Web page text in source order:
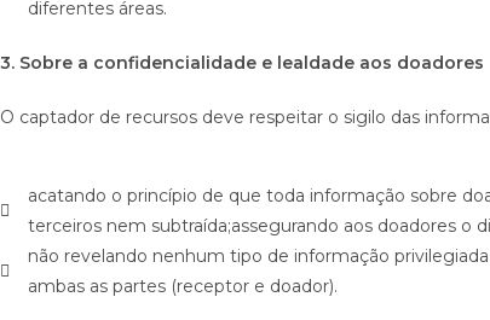
diferentes áreas.
3. Sobre a confidencialidade e lealdade aos doadores
O captador de recursos deve respeitar o sigilo das
acatando o princípio de que toda informação sobre
terceiros nem subtraída;assegurando aos doadores o
não revelando nenhum tipo de informação
ambas as partes (receptor e doador).